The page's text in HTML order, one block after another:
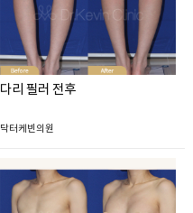
다리 필러 전후
닥터케빈의원